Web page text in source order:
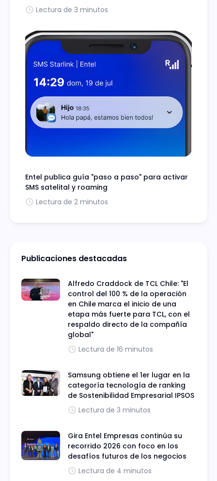
Lectura de 3 minutos
Entel publica guía "paso a paso" para activar
SMS satelital y roaming
Lectura de 2 minutos
Publicaciones destacadas
Alfredo Craddock de TCL Chile: "El
control del 100 % de la operación
en Chile marca el inicio de una
etapa más fuerte para TCL, con el
respaldo directo de la compañía
global"
Lectura de 16 minutos
Samsung obtiene el 1er lugar en la
categoría tecnología de ranking
de Sostenibilidad Empresarial IPSOS
Lectura de 3 minutos
Gira Entel Empresas continúa su
recorrido 2026 con foco en los
desafíos futuros de los negocios
Lectura de 4 minutos